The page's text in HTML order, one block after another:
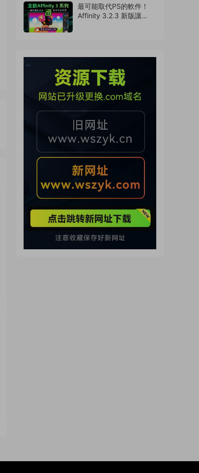
襲（260726）
最可能取代PS的軟件！
Affinity 3.2.3 新版讓